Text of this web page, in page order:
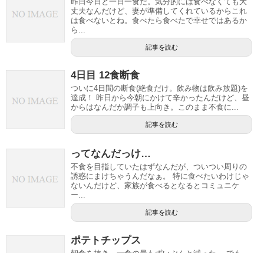
丈夫なんだけど、妻が準備してくれているからこれ
は食べないとね。食べたら食べたで幸せではあるか
ら...
記事を読む
4日目 12食断食
ついに4日間の断食(絶食だけ。飲み物は飲み放題)を
達成！ 昨日から今朝にかけて辛かったんだけど、昼
からはなんだか調子も上向き。このまま不食に...
記事を読む
ってなんだっけ…
不食を目指していたはずなんだが、ついつい周りの
誘惑にまけちゃうんだなぁ。 特に食べたいわけじゃ
ないんだけど、家族が食べるとなるとコミュニケ
ー...
記事を読む
ポテトチップス